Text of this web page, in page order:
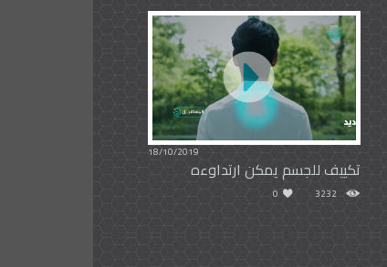
18/10/2019
تكييف للجسم يمكن ارتداوءه
3232
0